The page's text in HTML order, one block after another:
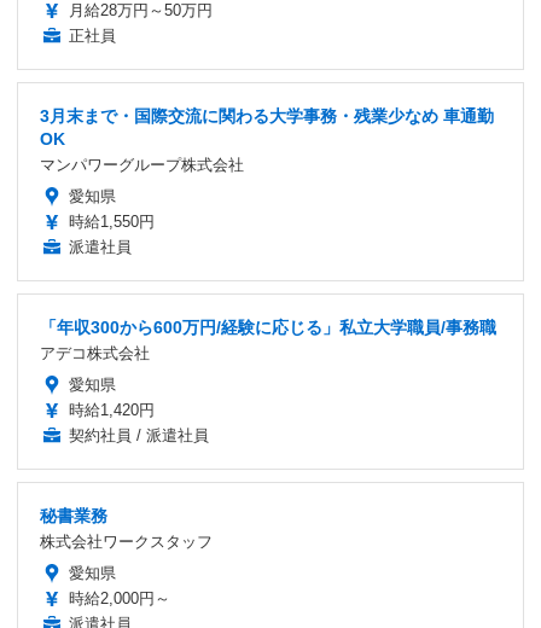
月給28万円～50万円
正社員
3月末まで・国際交流に関わる大学事務・残業少なめ 車通勤
OK
マンパワーグループ株式会社
愛知県
時給1,550円
派遣社員
「年収300から600万円/経験に応じる」私立大学職員/事務職
アデコ株式会社
愛知県
時給1,420円
契約社員 / 派遣社員
秘書業務
株式会社ワークスタッフ
愛知県
時給2,000円～
派遣社員